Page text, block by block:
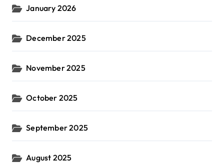
January 2026
December 2025
November 2025
October 2025
September 2025
August 2025